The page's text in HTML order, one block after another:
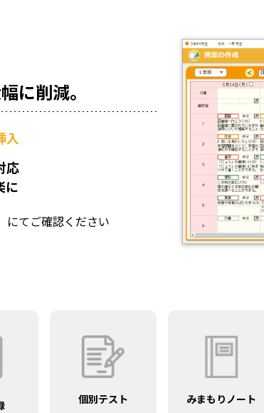
に削減。
入
応
に
にてご確認ください
個別テスト みまもりノート